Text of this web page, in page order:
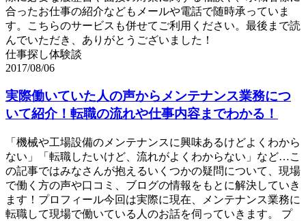
合ったお仕事の紹介などもメールや電話で随時承っていま
す。こちらのサービスも併せてご利用ください。最後まで読
んでいただき、ありがとうございました！
仕事探し体験談
2017/08/06
実際働いていた人の声からメンテナンス業務につ
いて紹介！転職の流れや仕事内容までわかる！
「機械や工場設備のメンテナンスに興味あるけどよくわから
ない」「転職したいけど、流れがよくわからない」など…こ
の記事ではみなさんが抱えるいくつかの疑問について、現場
で働く方の声や口コミ、ブログの情報をもとに解決していき
ます！プロフィール今回は実際に現在、メンテナンス業務に
転職して現場で働いている人のお話を伺っていきます。 プ